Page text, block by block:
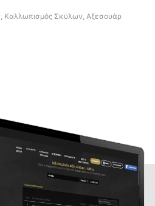
Καλλωπισμός Σκύλων, Αξεσουάρ